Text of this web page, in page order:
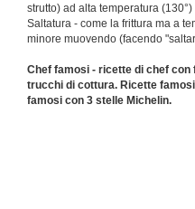
strutto) ad alta temperatura (130°)
Saltatura - come la frittura ma a
minore muovendo (facendo
Chef famosi - ricette di chef
trucchi di cottura. Ricette
famosi con 3 stelle Michelin.